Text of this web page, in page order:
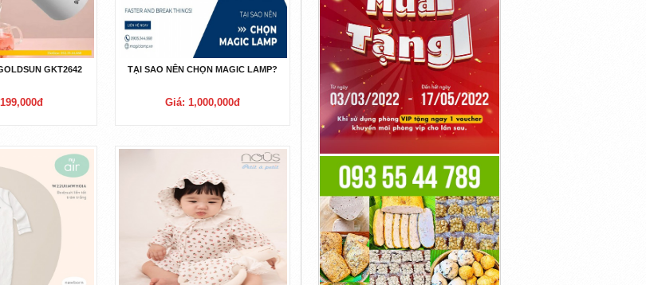
GKT2642 TẠI SAO NÊN CHỌN MAGIC LAMP?
Giá: 1,000,000đ